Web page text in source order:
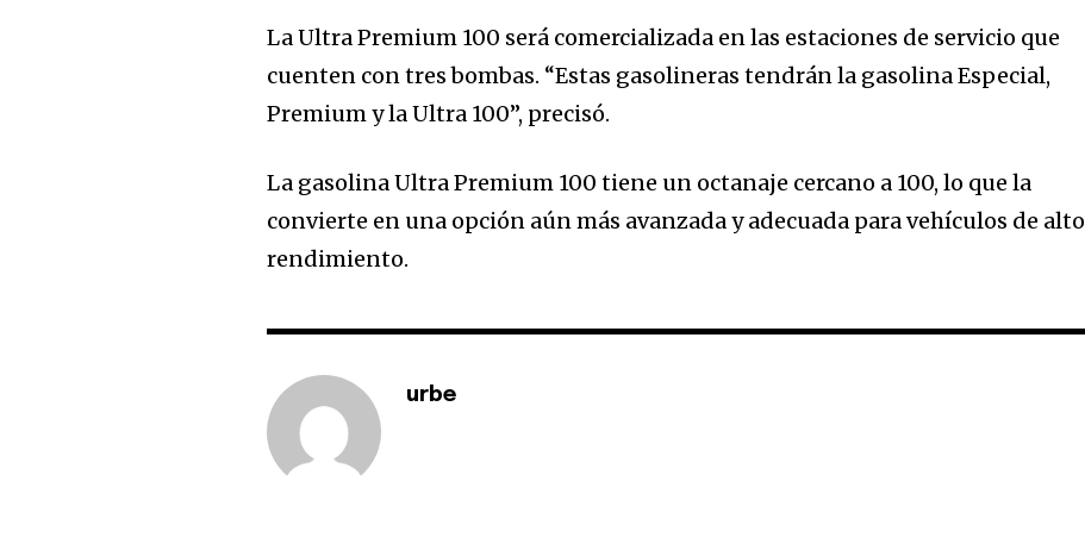
of the conversation.
To subscribe, simply enter your email address on our website or click
the subscribe button below. Don't worry, we respect your privacy and
La Ultra Premium 100 será comercializada en las estaciones de servicio que
cuenten con tres bombas. “Estas gasolineras tendrán la gasolina Especial,
Premium y la Ultra 100”, precisó.
La gasolina Ultra Premium 100 tiene un octanaje cercano a 100, lo que la
convierte en una opción aún más avanzada y adecuada para vehículos de alto
rendimiento.
urbe